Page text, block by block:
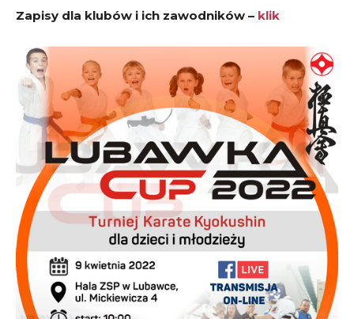
Zapisy dla klubów i ich zawodników – klik